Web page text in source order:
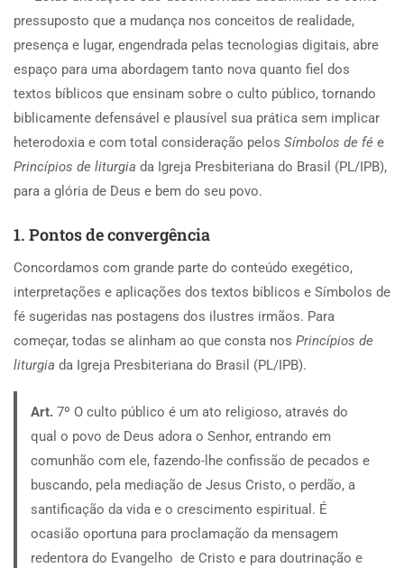
pressuposto que a mudança nos conceitos de realidade,
presença e lugar, engendrada pelas tecnologias digitais, abre
espaço para uma abordagem tanto nova quanto fiel dos
textos bíblicos que ensinam sobre o culto público, tornando
biblicamente defensável e plausível sua prática sem implicar
heterodoxia e com total consideração pelos Símbolos de fé e
Princípios de liturgia da Igreja Presbiteriana do Brasil (PL/IPB),
para a glória de Deus e bem do seu povo.
1. Pontos de convergência
Concordamos com grande parte do conteúdo exegético,
interpretações e aplicações dos textos bíblicos e Símbolos de
fé sugeridas nas postagens dos ilustres irmãos. Para
começar, todas se alinham ao que consta nos Princípios de
liturgia da Igreja Presbiteriana do Brasil (PL/IPB).
Art.7º O culto público é um ato religioso, através do
qual o povo de Deus adora o Senhor, entrando em
comunhão com ele, fazendo-lhe confissão de pecados e
buscando, pela mediação de Jesus Cristo, o perdão, a
santificação da vida e o crescimento espiritual. É
ocasião oportuna para proclamação da mensagem
redentora do Evangelho de Cristo e para doutrinação e